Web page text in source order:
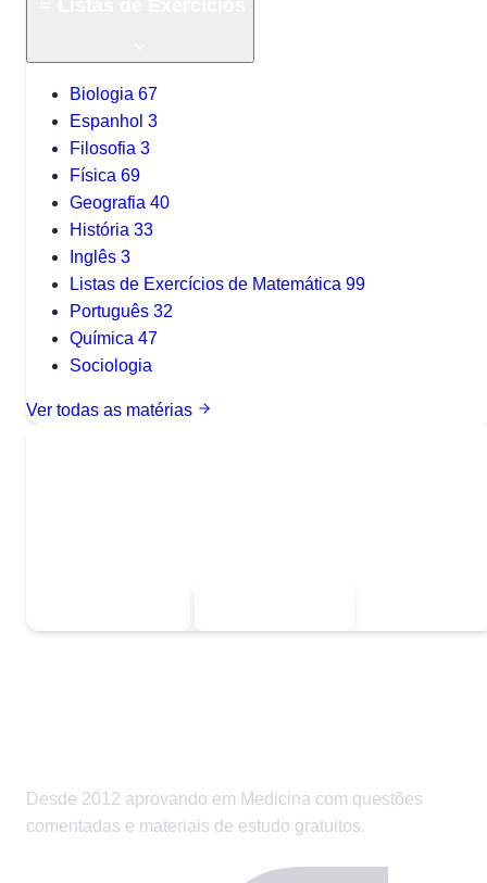
Biologia 67
Espanhol 3
Filosofia 3
Física 69
Geografia 40
História 33
Inglês 3
Listas de Exercícios de Matemática 99
Português 32
Química 47
Sociologia
Ver todas as matérias
Desde 2012 aprovando em Medicina com questões
comentadas e materiais de estudo gratuitos.